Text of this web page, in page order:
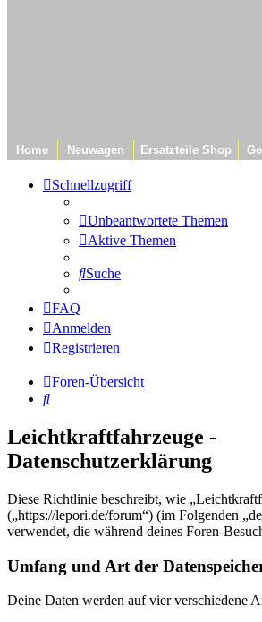
Home Neuwagen Ersatzteile Shop
Schnellzugriff
Unbeantwortete Themen
Aktive Themen
Suche
FAQ
Anmelden
Registrieren
Foren-Übersicht
Suche
Leichtkraftfahrzeuge -
Datenschutzerklärung
Diese Richtlinie beschreibt, wie
(„https://lepori.de/forum“) (im Folgenden
verwendet, die während deines Foren-
Umfang und Art der
Deine Daten werden auf vier verschiedene